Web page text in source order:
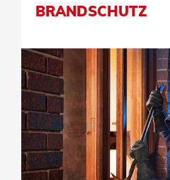
BRANDSCHUTZ